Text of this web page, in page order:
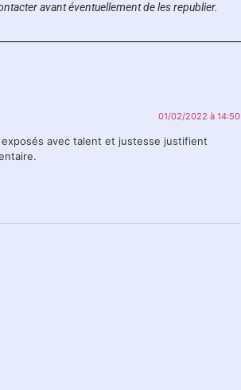
avant éventuellement de les republier.
01/02/2022 à 14:50
avec talent et justesse justifient